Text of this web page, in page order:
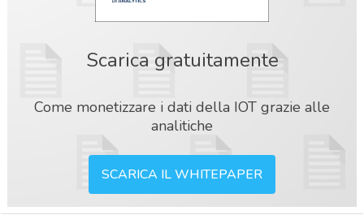
Scarica gratuitamente
Come monetizzare i dati della IOT grazie alle
analitiche
SCARICA IL WHITEPAPER